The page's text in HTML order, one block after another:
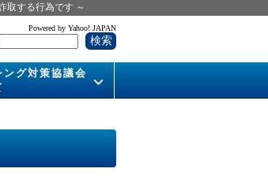
取する行為です ～
Powered by Yahoo! JAPAN
ング対策協議会